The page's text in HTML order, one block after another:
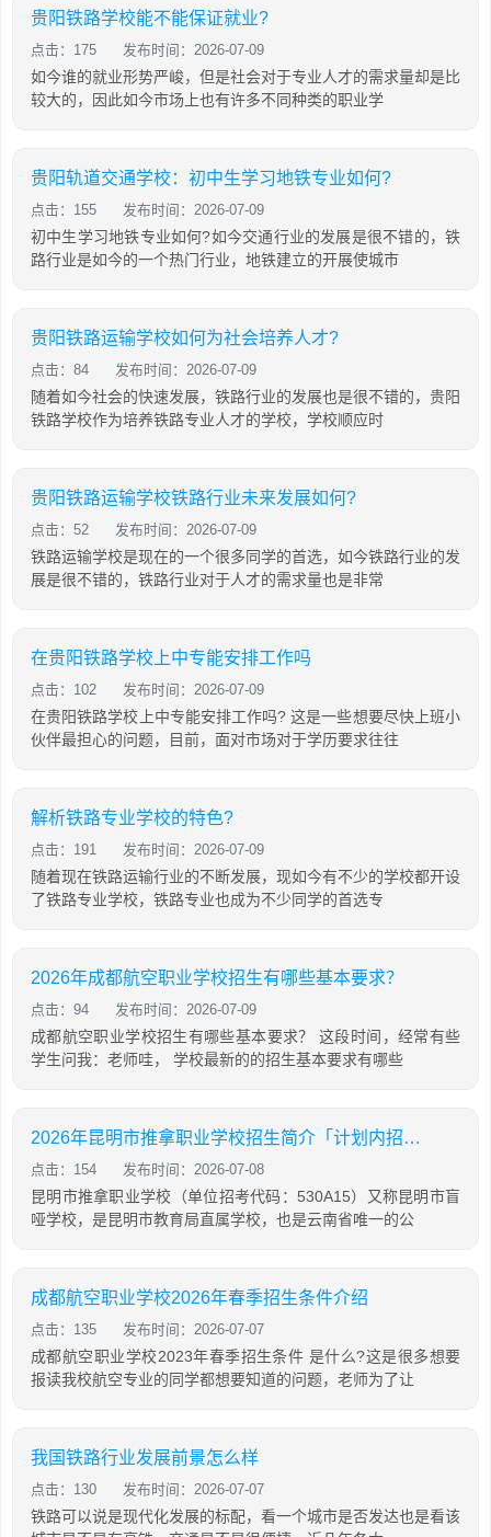
贵阳铁路学校能不能保证就业?
点击：175 发布时间：2026-07-09
如今谁的就业形势严峻，但是社会对于专业人才的需求量却是比
较大的，因此如今市场上也有许多不同种类的职业学
贵阳轨道交通学校：初中生学习地铁专业如何?
点击：155 发布时间：2026-07-09
初中生学习地铁专业如何?如今交通行业的发展是很不错的，铁
路行业是如今的一个热门行业，地铁建立的开展使城市
贵阳铁路运输学校如何为社会培养人才?
点击：84 发布时间：2026-07-09
随着如今社会的快速发展，铁路行业的发展也是很不错的，贵阳
铁路学校作为培养铁路专业人才的学校，学校顺应时
贵阳铁路运输学校铁路行业未来发展如何?
点击：52 发布时间：2026-07-09
铁路运输学校是现在的一个很多同学的首选，如今铁路行业的发
展是很不错的，铁路行业对于人才的需求量也是非常
在贵阳铁路学校上中专能安排工作吗
点击：102 发布时间：2026-07-09
在贵阳铁路学校上中专能安排工作吗? 这是一些想要尽快上班小
伙伴最担心的问题，目前，面对市场对于学历要求往往
解析铁路专业学校的特色?
点击：191 发布时间：2026-07-09
随着现在铁路运输行业的不断发展，现如今有不少的学校都开设
了铁路专业学校，铁路专业也成为不少同学的首选专
2026年成都航空职业学校招生有哪些基本要求？
点击：94 发布时间：2026-07-09
成都航空职业学校招生有哪些基本要求？ 这段时间，经常有些
学生问我：老师哇， 学校最新的的招生基本要求有哪些
2026年昆明市推拿职业学校招生简介「计划内招生」
点击：154 发布时间：2026-07-08
昆明市推拿职业学校（单位招考代码：530A15）又称昆明市盲
哑学校，是昆明市教育局直属学校，也是云南省唯一的公
成都航空职业学校2026年春季招生条件介绍
点击：135 发布时间：2026-07-07
成都航空职业学校2023年春季招生条件 是什么?这是很多想要
报读我校航空专业的同学都想要知道的问题，老师为了让
我国铁路行业发展前景怎么样
点击：130 发布时间：2026-07-07
铁路可以说是现代化发展的标配，看一个城市是否发达也是看该